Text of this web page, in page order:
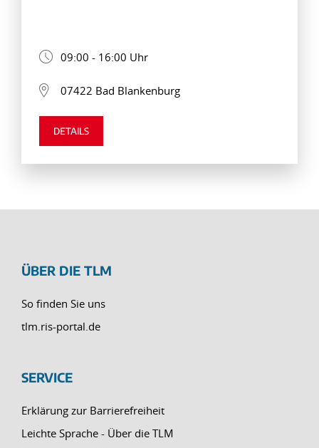
09:00 - 16:00 Uhr
07422 Bad Blankenburg
DETAILS
ÜBER DIE TLM
So finden Sie uns
tlm.ris-portal.de
SERVICE
Erklärung zur Barrierefreiheit
Leichte Sprache - Über die TLM